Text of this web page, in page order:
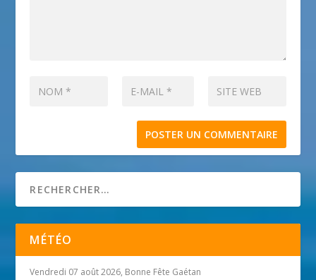
MÉTÉO
Vendredi 07 août 2026, Bonne Fête Gaétan